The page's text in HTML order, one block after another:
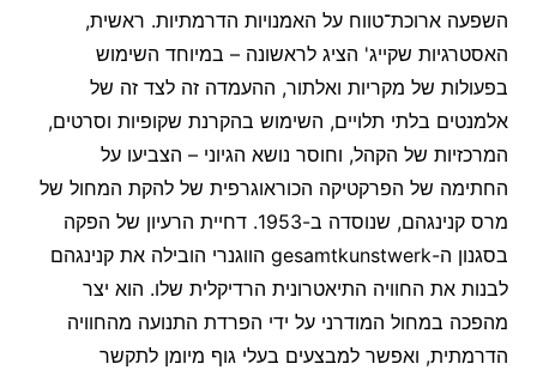
השפעה ארוכת־טווח על האמנויות הדרמתיות. ראשית,
האסטרגיות שקייג' הציג לראשונה – במיוחד השימוש
בפעולות של מקריות ואלתור, ההעמדה זה לצד זה של
אלמנטים בלתי תלויים, השימוש בהקרנת שקופיות וסרטים,
המרכזיות של הקהל, וחוסר נושא הגיוני – הצביעו על
החתימה של הפרקטיקה הכוראוגרפית של להקת המחול של
מרס קנינגהם, שנוסדה ב-1953. דחיית הרעיון של הפקה
בסגנון ה-gesamtkunstwerk הווגנרי הובילה את קנינגהם
לבנות את החוויה התיאטרונית הרדיקלית שלו. הוא יצר
מהפכה במחול המודרני על ידי הפרדת התנועה מהחוויה
הדרמתית, ואפשר למבצעים בעלי גוף מיומן לתקשר